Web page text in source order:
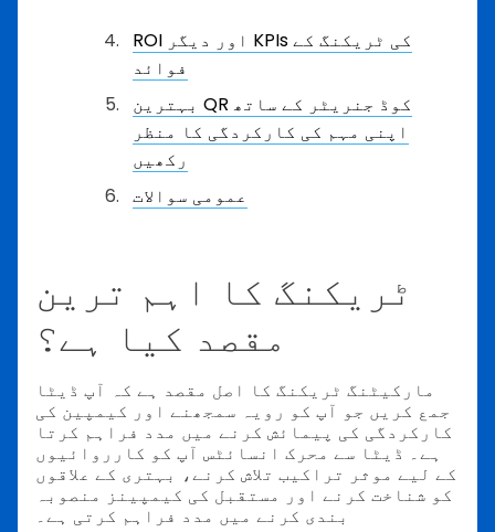
ROI اور دیگر KPIs کی ٹریکنگ کے
فوائد
بہترین QR کوڈ جنریٹر کے ساتھ
اپنی مہم کی کارکردگی کا منظر
رکھیں
عمومی سوالات
ٹریکنگ کا اہم ترین
مقصد کیا ہے؟
مارکیٹنگ ٹریکنگ کا اصل مقصد ہے کہ آپ ڈیٹا
جمع کریں جو آپ کو رویہ سمجھنے اور کیمپین کی
کارکردگی کی پیمائش کرنے میں مدد فراہم کرتا
ہے۔ ڈیٹا سے محرک انسائٹس آپ کو کارروائیوں
کے لیے موثر تراکیب تلاش کرنے، بہتری کے علاقوں
کو شناخت کرنے اور مستقبل کی کیمپینز منصوبہ
بندی کرنے میں مدد فراہم کرتی ہے۔